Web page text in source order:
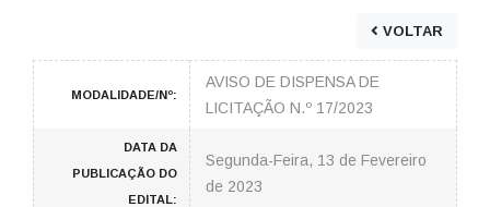
VOLTAR
MODALIDADE/Nº:
AVISO DE DISPENSA DE
LICITAÇÃO N.º 17/2023
DATA DA
PUBLICAÇÃO DO
EDITAL:
Segunda-Feira, 13 de Fevereiro
de 2023